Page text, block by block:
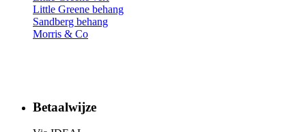
Little Greene behang
Sandberg behang
Morris & Co
Betaalwijze